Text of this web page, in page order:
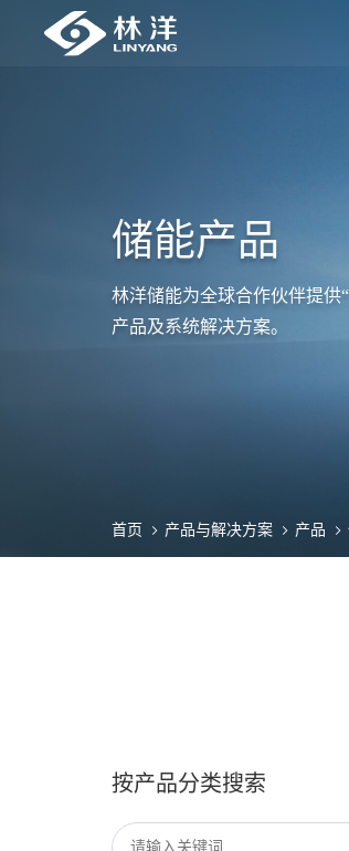
储能产品
林洋储能为全球合作伙伴提供
产品及系统解决方案。
首页 产品与解决方案 产品
按产品分类搜索